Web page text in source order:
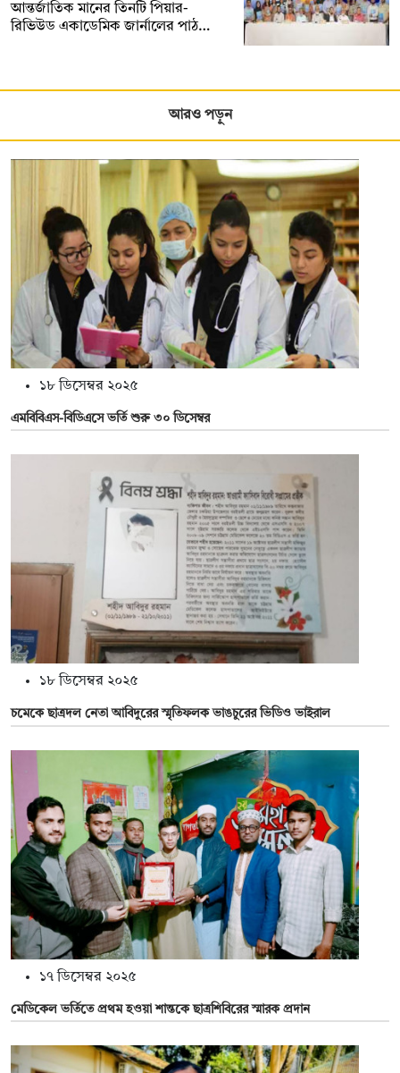
আন্তর্জাতিক মানের তিনটি পিয়ার-
রিভিউড একাডেমিক জার্নালের পাঠ…
আরও পড়ুন
১৮ ডিসেম্বর ২০২৫
এমবিবিএস-বিডিএসে ভর্তি শুরু ৩০ ডিসেম্বর
১৮ ডিসেম্বর ২০২৫
চমেকে ছাত্রদল নেতা আবিদুরের স্মৃতিফলক ভাঙচুরের ভিডিও ভাইরাল
১৭ ডিসেম্বর ২০২৫
মেডিকেল ভর্তিতে প্রথম হওয়া শান্তকে ছাত্রশিবিরের স্মারক প্রদান